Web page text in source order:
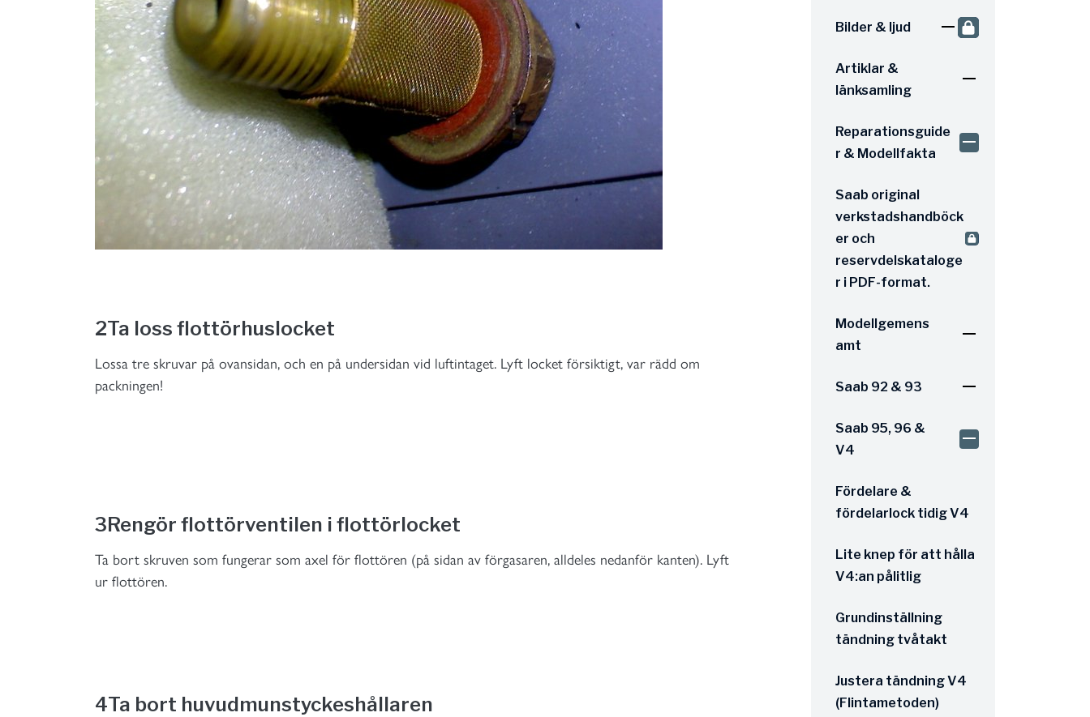
2Ta loss flottörhuslocket
Lossa tre skruvar på ovansidan, och en på undersidan vid luftintaget. Lyft locket försiktigt, var rädd om
packningen!
3Rengör flottörventilen i flottörlocket
Ta bort skruven som fungerar som axel för flottören (på sidan av förgasaren, alldeles nedanför kanten). Lyft
ur flottören.
4Ta bort huvudmunstyckeshållaren
Bilder & ljud
Artiklar &
länksamling
Reparationsguide
r & Modellfakta
Saab original
verkstadshandböck
er och
reservdelskataloge
r i PDF-format.
Modellgemens
amt
Saab 92 & 93
Saab 95, 96 &
V4
Fördelare &
fördelarlock tidig V4
Lite knep för att hålla
V4:an pålitlig
Grundinställning
tändning tvåtakt
Justera tändning V4
(Flintametoden)